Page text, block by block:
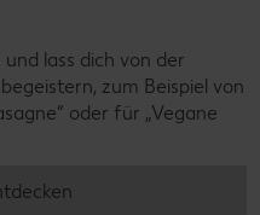
lass dich von der
zum Beispiel von
oder für „Vegane